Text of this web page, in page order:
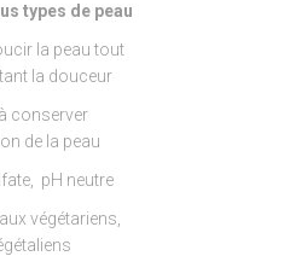
types de peau
la peau tout
la douceur
conserver
de la peau
pH neutre
végétariens,